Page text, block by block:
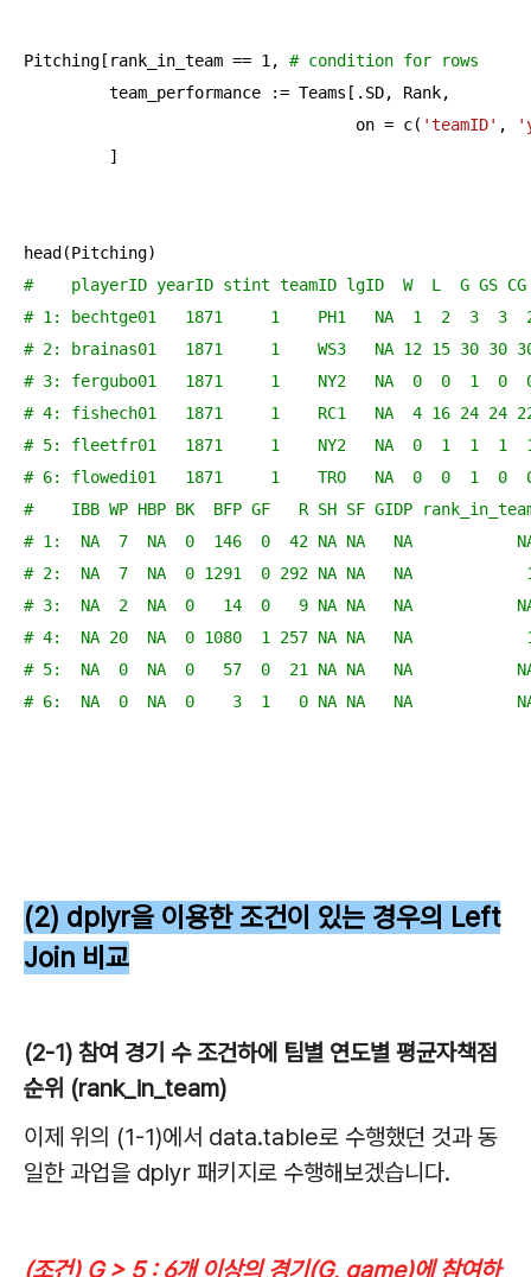
Pitching[rank_in_team == 1 , # condition for rows
         team_performance := Teams[.SD, Rank,
                                   on = c(
'teamID' ,
         ]
#    playerID yearID stint teamID lgID  W  L  G GS CG
# 1: bechtge01   1871     1    PH1   NA  1  2  3
# 2: brainas01   1871     1    WS3   NA 12 15 30 30
# 3: fergubo01   1871     1    NY2   NA  0  0  1
# 4: fishech01   1871     1    RC1   NA  4 16 24 24
# 5: fleetfr01   1871     1    NY2   NA  0  1  1  1
# 6: flowedi01   1871     1    TRO   NA  0  0  1
#    IBB WP HBP BK  BFP GF   R SH SF GIDP
# 1:  NA  7  NA  0  146  0  42 NA NA   NA
# 2:  NA  7  NA  0 1291  0 292 NA NA   NA
# 3:  NA  2  NA  0   14  0   9 NA NA   NA
# 4:  NA 20  NA  0 1080  1 257 NA NA   NA
# 5:  NA  0  NA  0   57  0  21 NA NA   NA
# 6:  NA  0  NA  0    3  1   0 NA NA   NA
(2) dplyr을 이용한 조건이 있는 경우의 Left
Join 비교
(2-1) 참여 경기 수 조건하에 팀별 연도별 평균자책점
순위 (rank_in_team)
이제 위의 (1-1)에서 data.table로 수행했던 것과 동
일한 과업을 dplyr 패키지로 수행해보겠습니다.
(조건) G > 5 : 6개 이상의 경기(G, game)에 참여하